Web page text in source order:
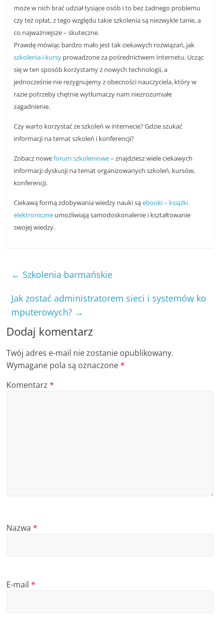
może w nich brać udział tysiące osób i to bez żadnego problemu
czy też opłat, z tego względu takie szkolenia są niezwykle tanie, a
co najważniejsze – skuteczne.
Prawdę mówiąc bardzo mało jest tak ciekawych rozwiązań, jak
szkolenia i kursy prowadzone za pośrednictwem Internetu. Ucząc
się w ten sposób korzystamy z nowych technologii, a
jednocześnie nie rezygnujemy z obecności nauczyciela, który w
razie potrzeby chętnie wytłumaczy nam niezrozumiałe
zagadnienie.
Czy warto korzystać ze szkoleń w internecie? Gdzie szukać
informacji na temat szkoleń i konferencji?
Zobacz noweforum szkoleniowe– znajdziesz wiele ciekawych
informacji dyskusji na temat organizowanych szkoleń, kursów,
konferencji.
Ciekawą formą zdobywania wiedzy nauki sąebooki – książki
elektroniczne umożliwiają samodoskonalenie i kształtowanie
swojej wiedzy.
← Szkolenia barmańskie
Jak zostać administratorem sieci i systemów ko
mputerowych? →
Dodaj komentarz
Twój adres e-mail nie zostanie opublikowany.
Wymagane pola są oznaczone*
Komentarz*
Nazwa*
E-mail*